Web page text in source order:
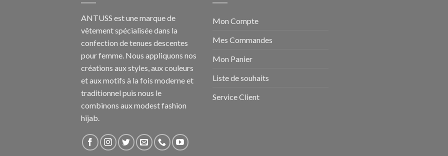
ANTUSS est une marque de
vêtement spécialisée dans la
confection de tenues descentes
pour femme. Nous appliquons nos
créations aux styles, aux couleurs
et aux motifs à la fois moderne et
traditionnel puis nous le
combinons aux modest fashion
hijab.
Mon Compte
Mes Commandes
Mon Panier
Liste de souhaits
Service Client